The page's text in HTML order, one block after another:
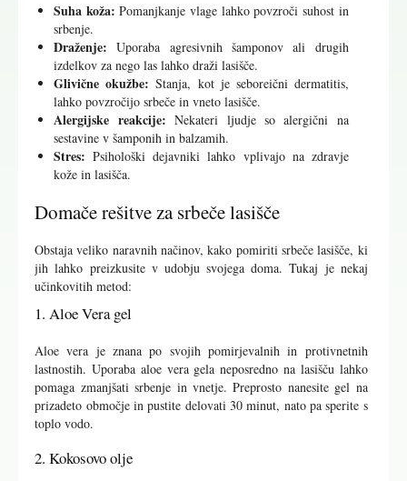
Suha koža: Pomanjkanje vlage lahko povzroči suhost in
srbenje.
Draženje: Uporaba agresivnih šamponov ali drugih
izdelkov za nego las lahko draži lasišče.
Glivične okužbe: Stanja, kot je seboreični dermatitis,
lahko povzročijo srbeče in vneto lasišče.
Alergijske reakcije: Nekateri ljudje so alergični na
sestavine v šamponih in balzamih.
Stres: Psihološki dejavniki lahko vplivajo na zdravje
kože in lasišča.
Domače rešitve za srbeče lasišče
Obstaja veliko naravnih načinov, kako pomiriti srbeče lasišče, ki
jih lahko preizkusite v udobju svojega doma. Tukaj je nekaj
učinkovitih metod:
1. Aloe Vera gel
Aloe vera je znana po svojih pomirjevalnih in protivnetnih
lastnostih. Uporaba aloe vera gela neposredno na lasišču lahko
pomaga zmanjšati srbenje in vnetje. Preprosto nanesite gel na
prizadeto območje in pustite delovati 30 minut, nato pa sperite s
toplo vodo.
2. Kokosovo olje